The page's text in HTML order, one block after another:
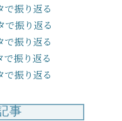
で振り返る
で振り返る
で振り返る
で振り返る
で振り返る
事